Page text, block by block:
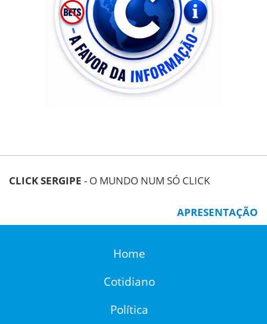
CLICK SERGIPE - O MUNDO NUM SÓ CLICK
APRESENTAÇÃO
Home
Cotidiano
Política